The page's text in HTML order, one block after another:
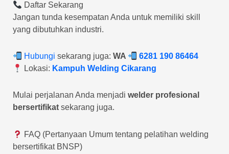
Daftar Sekarang
Jangan tunda kesempatan Anda untuk memiliki skill
yang dibutuhkan industri.
Hubungi sekarang juga:WA
6281 190 86464
Lokasi: Kampuh Welding Cikarang
Mulai perjalanan Anda menjadi welder profesional
bersertifikat sekarang juga.
FAQ (Pertanyaan Umum tentang pelatihan welding
bersertifikat BNSP)